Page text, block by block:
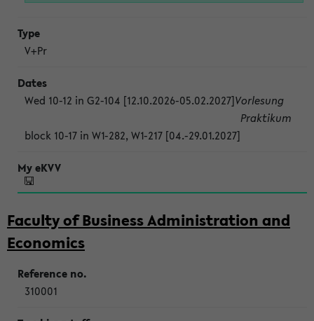
V+Pr
Wed 10-12 in G2-104 [12.10.2026-05.02.2027]Vorlesung
block 10-17 in W1-282, W1-217 [04.-29.01.2027]
Praktikum
Faculty of Business Administration and
Economics
310001